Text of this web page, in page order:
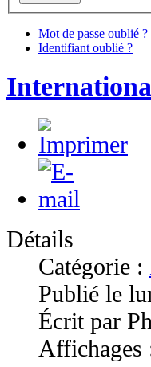
Mot de passe oublié ?
Identifiant oublié ?
Détails
Catégorie :
Publié le
Écrit par
Affichages